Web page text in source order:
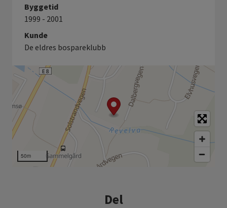
Byggetid
1999 - 2001
Kunde
De eldres bospareklubb
50m
Del